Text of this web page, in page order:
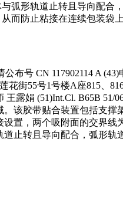
弧形轨道止转且导向配
而防止粘接在连续包装袋
布号 CN 117902114 A
区莲花街55号1号楼A座
露娟 (51)Int.Cl. B65B 51/
该胶带贴合装置包括支
置，两个吸附面的交界
止转且导向配合，弧形